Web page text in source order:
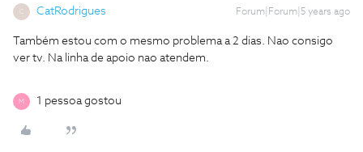
C CatRodrigues Forum|Forum|5 years ago
Também estou com o mesmo problema a 2 dias. Nao consigo
ver tv. Na linha de apoio nao atendem.
M 1 pessoa gostou